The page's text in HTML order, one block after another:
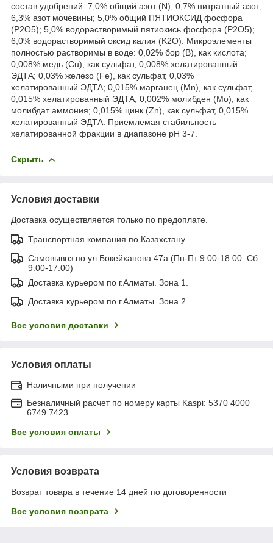
состав удобрений: 7,0% общий азот (N); 0,7% нитратный азот;
6,3% азот мочевины; 5,0% общий ПЯТИОКСИД фосфора
(Р2O5); 5,0% водорастворимый пятиокись фосфора (Р2O5);
6,0% водорастворимый оксид калия (K2О). Микроэлементы
полностью растворимы в воде: 0,02% бор (B), как кислота;
0,008% медь (Cu), как сульфат, 0,008% хелатированный
ЭДТА; 0,03% железо (Fe), как сульфат, 0,03%
хелатированный ЭДТА; 0,015% марганец (Mn), как сульфат,
0,015% хелатированный ЭДТА; 0,002% молибден (Мо), как
молибдат аммония; 0,015% цинк (Zn), как сульфат, 0,015%
хелатированный ЭДТА. Приемлемая стабильность
хелатированной фракции в диапазоне рН 3-7.
Скрыть
Условия доставки
Доставка осуществляется только по предоплате.
Транспортная компания по Казахстану
Самовывоз по ул.Бокейханова 47а (Пн-Пт 9:00-18:00. Сб
9:00-17:00)
Доставка курьером по г.Алматы. Зона 1.
Доставка курьером по г.Алматы. Зона 2.
Все условия доставки
Условия оплаты
Наличными при получении
Безналичный расчет по номеру карты Kaspi: 5370 4000
6749 7423
Все условия оплаты
Условия возврата
Возврат товара в течение 14 дней по договоренности
Все условия возврата